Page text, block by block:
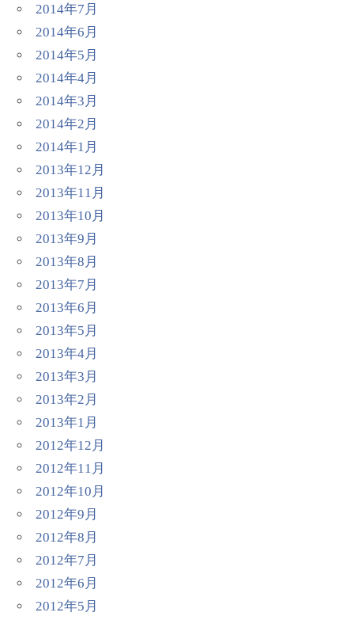
2014年7月
2014年6月
2014年5月
2014年4月
2014年3月
2014年2月
2014年1月
2013年12月
2013年11月
2013年10月
2013年9月
2013年8月
2013年7月
2013年6月
2013年5月
2013年4月
2013年3月
2013年2月
2013年1月
2012年12月
2012年11月
2012年10月
2012年9月
2012年8月
2012年7月
2012年6月
2012年5月